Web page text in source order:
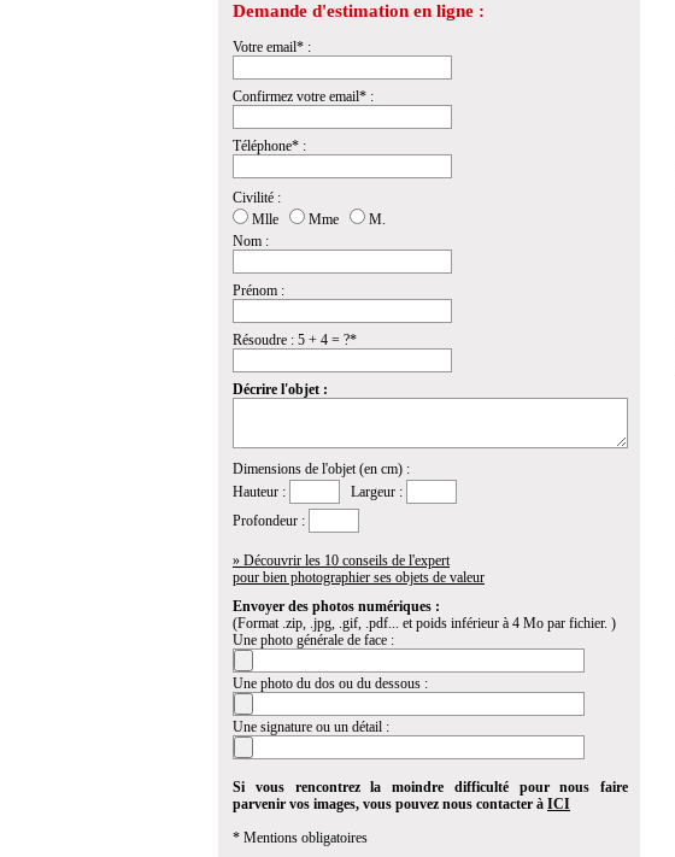
Demande d'estimation en ligne :
Votre email* :
Confirmez votre email* :
Téléphone* :
Civilité :
Mlle
Mme
M.
Nom :
Prénom :
Résoudre : 5 + 4 = ?*
Décrire l'objet :
Dimensions de l'objet (en cm) :
Hauteur :
Largeur :
Profondeur :
» Découvrir les 10 conseils de l'expert
pour bien photographier ses objets de valeur
Envoyer des photos numériques :
(Format .zip, .jpg, .gif, .pdf... et poids inférieur à 4 Mo par fichier. )
Une photo générale de face :
Une photo du dos ou du dessous :
Une signature ou un détail :
Si vous rencontrez la moindre difficulté pour nous faire
parvenir vos images, vous pouvez nous contacter à ICI
* Mentions obligatoires